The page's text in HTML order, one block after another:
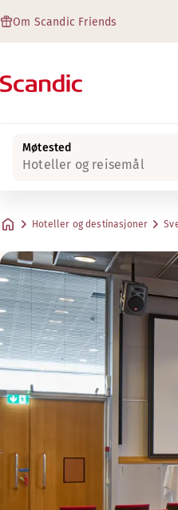
Om Scandic Friends
Møtested
Hoteller og reisemål
Hoteller og destinasjoner